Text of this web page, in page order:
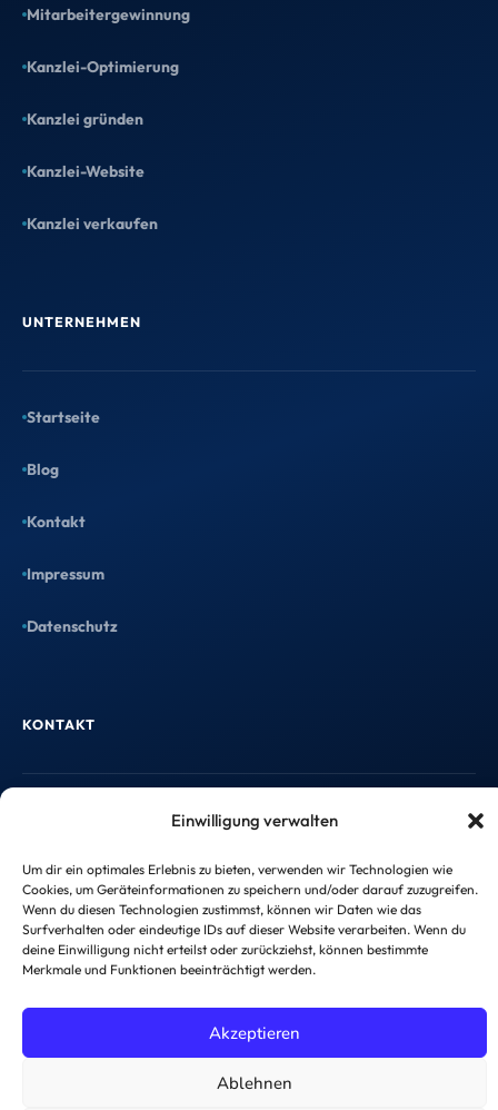
Einwilligung verwalten
Um dir ein optimales Erlebnis zu bieten, verwenden wir Technologien wie
Cookies, um Geräteinformationen zu speichern und/oder darauf zuzugreifen.
Wenn du diesen Technologien zustimmst, können wir Daten wie das
Surfverhalten oder eindeutige IDs auf dieser Website verarbeiten. Wenn du
deine Einwilligung nicht erteilst oder zurückziehst, können bestimmte
Merkmale und Funktionen beeinträchtigt werden.
Akzeptieren
Ablehnen
Mitarbeitergewinnung
Kanzlei-Optimierung
Kanzlei gründen
Kanzlei-Website
Kanzlei verkaufen
UNTERNEHMEN
Startseite
Blog
Kontakt
Impressum
Datenschutz
KONTAKT
info@taxtify.de
©2026taxtify GmbH — Alle Rechte vorbehalten.
ImpressumDatenschutzerklärung